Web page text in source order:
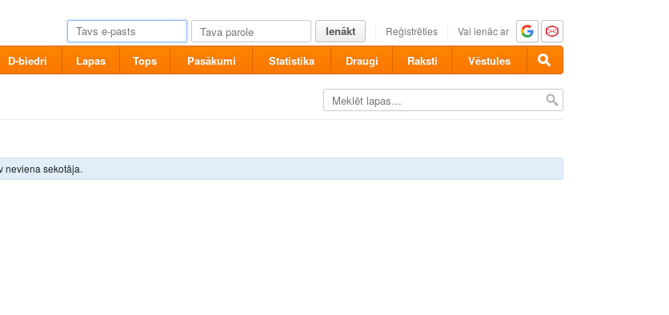
Ienākt Reģistrēties Vai ienāc ar
D-biedri Lapas Tops Pasākumi Statistika Draugi Raksti Vēstules
neviena sekotāja.